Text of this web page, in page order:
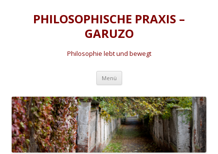
PHILOSOPHISCHE PRAXIS –
GARUZO
Philosophie lebt und bewegt
Menü Zum
springen